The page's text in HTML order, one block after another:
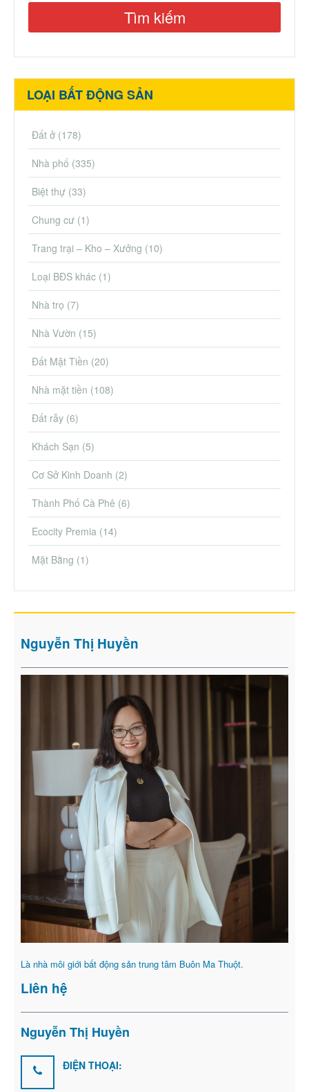
LOẠI BẤT ĐỘNG SẢN
Đất ở (178)
Nhà phố (335)
Biệt thự (33)
Chung cư (1)
Trang trại – Kho – Xưởng (10)
Loại BĐS khác (1)
Nhà trọ (7)
Nhà Vườn (15)
Đất Mặt Tiền (20)
Nhà mặt tiền (108)
Đất rẫy (6)
Khách Sạn (5)
Cơ Sở Kinh Doanh (2)
Thành Phố Cà Phê (6)
Ecocity Premia (14)
Mặt Bằng (1)
Nguyễn Thị Huyền
Là nhà môi giới bất động sản trung tâm Buôn Ma Thuột.
Liên hệ
Nguyễn Thị Huyền
ĐIỆN THOẠI: